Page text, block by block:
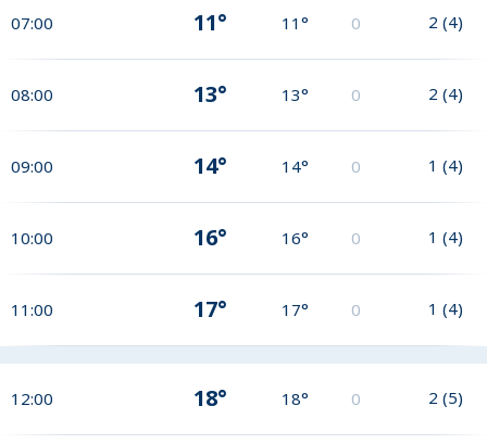
07:00 11° 11° 0 2 (4)
08:00 13° 13° 0 2 (4)
09:00 14° 14° 0 1 (4)
10:00 16° 16° 0 1 (4)
11:00 17° 17° 0 1 (4)
12:00 18° 18° 0 2 (5)